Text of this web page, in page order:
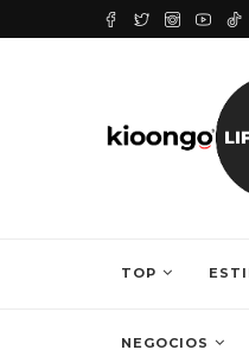
ENVÍAS TU CV? 5
TOP
NEGOCIOS